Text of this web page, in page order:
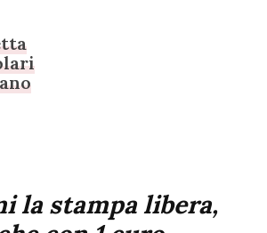
la stampa libera,